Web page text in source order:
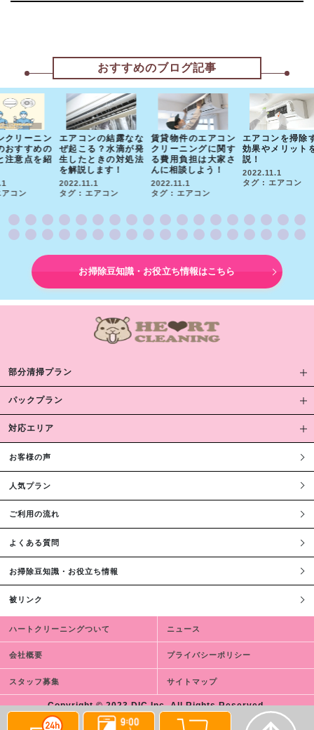
おすすめのブログ記事
ン
の
紹
エアコンの結露なな
ぜ起こる？水滴が発
生したときの対処法
を解説します！
2022.11.1
タグ : エアコン
賃貸物件のエアコン
クリーニングに関す
る費用負担は大家さ
んに相談しよう！
2022.11.1
タグ : エアコン
エアコンを掃除する
効果やメリットを解
説！
2022.11.1
タグ : エアコン
エ
除
お掃除豆知識・お役立ち情報はこちら
部分清掃プラン
パックプラン
対応エリア
お客様の声
人気プラン
ご利用の流れ
よくある質問
お掃除豆知識・お役立ち情報
被リンク
ハートクリーニングついて ニュース
会社概要 プライバシーポリシー
スタッフ募集 サイトマップ
Copyright © 2023 DIC,Inc. All Rights Reserved.